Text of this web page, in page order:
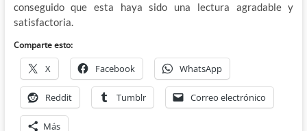
conseguido que esta haya sido una lectura agradable y
satisfactoria.
Comparte esto:
X Facebook WhatsApp
Reddit Tumblr Correo electrónico
Más